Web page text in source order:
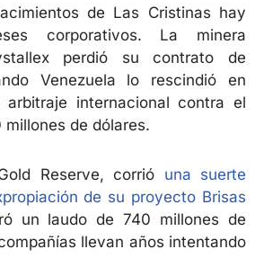
de Las Cristinas hay
corporativos. La minera
perdió su contrato de
Venezuela lo rescindió en
arbitraje internacional contra el
millones de dólares.
Reserve, corrió una suerte
de su proyecto Brisas
un laudo de 740 millones de
llevan años intentando